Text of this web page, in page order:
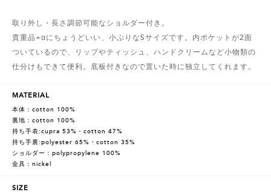
取り外し・長さ調節可能なショルダー付き。
貴重品+αにちょうどいい、小ぶりなSサイズです。内ポケットが2面
ついているので、リップやティッシュ、ハンドクリームなど小物類の
仕分けもできて便利。底板付きなので置いた時に独立してくれます。
MATERIAL
本体：cotton 100%
裏地：cotton 100%
持ち手表:cupra 53%・cotton 47%
持ち手裏:polyester 65%・cotton 35%
ショルダー：polypropylene 100%
金具：nickel
SIZE